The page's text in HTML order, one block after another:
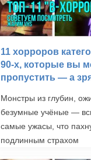
11 хорроров
90-х, которые вы
пропустить — а
Монстры из глубин,
безумные учёные —
самые ужасы, что
подлинным страхом